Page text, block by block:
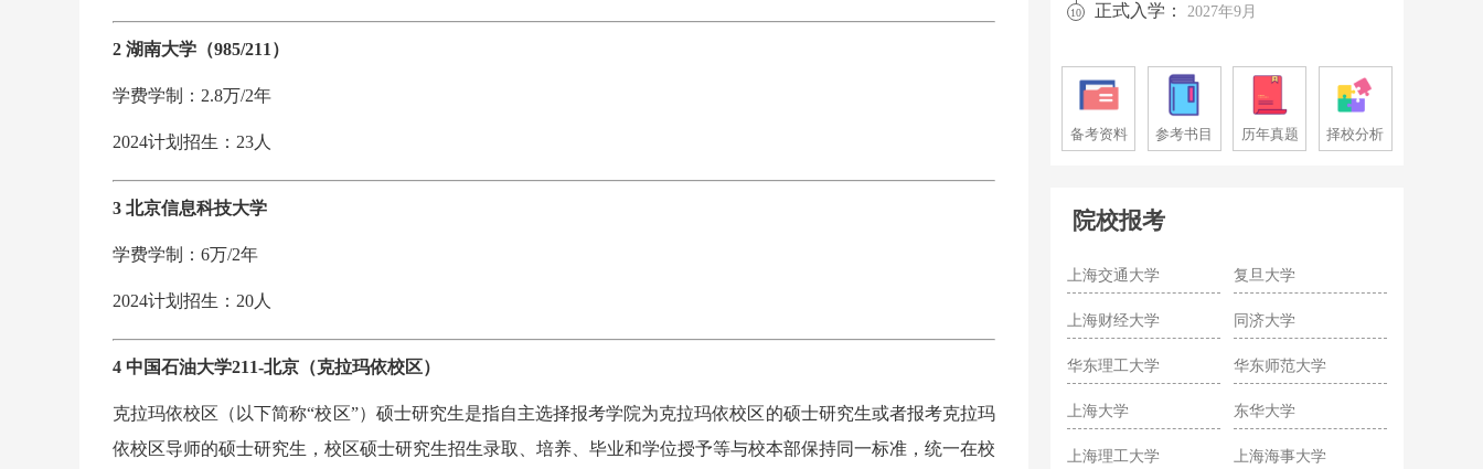
2 湖南大学（985/211）
学费学制：2.8万/2年
2024计划招生：23人
3 北京信息科技大学
学费学制：6万/2年
2024计划招生：20人
4 中国石油大学211-北京（克拉玛依校区）
克拉玛依校区（以下简称“校区”）硕士研究生是指自主选择报考学院为克拉玛依校区的硕士研究生或者报考克拉玛
依校区导师的硕士研究生，校区硕士研究生招生录取、培养、毕业和学位授予等与校本部保持同一标准，统一在校
10 正式入学： 2027年9月
备考资料 参考书目 历年真题 择校分析
院校报考
上海交通大学 复旦大学
上海财经大学 同济大学
华东理工大学 华东师范大学
上海大学 东华大学
上海理工大学 上海海事大学